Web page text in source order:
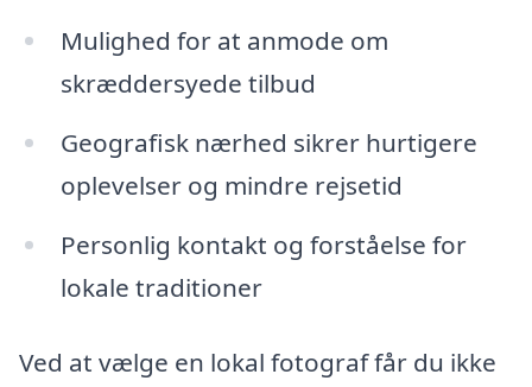
Mulighed for at anmode om
skræddersyede tilbud
Geografisk nærhed sikrer hurtigere
oplevelser og mindre rejsetid
Personlig kontakt og forståelse for
lokale traditioner
Ved at vælge en lokal fotograf får du ikke